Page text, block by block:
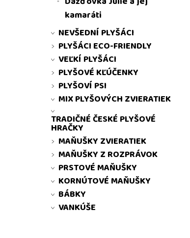
kamaráti
NEVŠEDNÍ PLYŠÁCI
PLYŠÁCI ECO-FRIENDLY
VEĽKÍ PLYŠÁCI
PLYŠOVÉ KĽÚČENKY
PLYŠOVÍ PSI
MIX PLYŠOVÝCH ZVIERATIEK
TRADIČNÉ ČESKÉ PLYŠOVÉ
HRAČKY
MAŇUŠKY ZVIERATIEK
MAŇUŠKY Z ROZPRÁVOK
PRSTOVÉ MAŇUŠKY
KORNÚTOVÉ MAŇUŠKY
BÁBKY
VANKÚŠE